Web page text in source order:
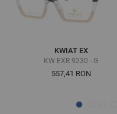
KWIAT EX
KW EXR 9230 - G
557,41 RON